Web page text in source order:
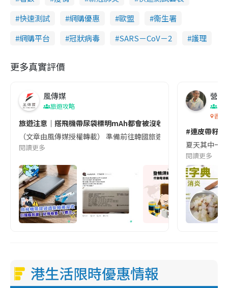
快速測試
網購優惠 歐盟
衞生署
網購平台
冠狀病毒 SARS－CoV－2 護理
更多真實評價
風傳媒
旅遊攻略
旅遊注意｜搭飛機帶尿袋標明mAh都會被沒收😱出發前切記檢查
（文章由風傳媒授權轉載） 準備前往韓國旅遊的民眾，近期要
閱讀更多
營養
香港
#連皮帶籽
夏天其中一
閱讀更多
港生活限時優惠情報